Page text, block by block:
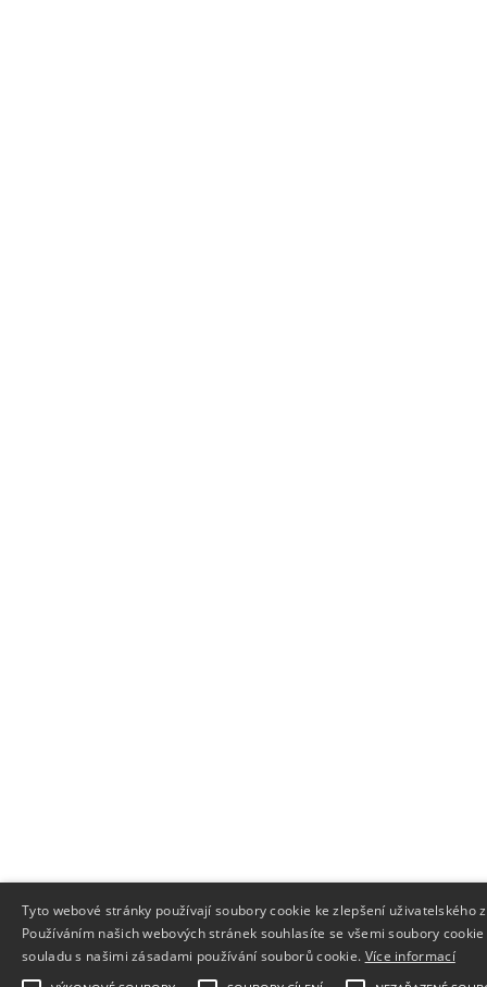
Tyto webové stránky používají soubory cookie ke zlepšení uživatelského
Používáním našich webových stránek souhlasíte se všemi soubory cookie
souladu s našimi zásadami používání souborů cookie. Více informací